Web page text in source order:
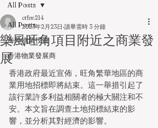
All Posts
海外物業投資
香港物業發展商
All Posts
樂風旺角項目附近之商業發
展
ctfm214
2023年2月23日 讀畢需時 3 分鐘
香港政府最近宣佈，旺角繁華地區的商
業用地招標即將結束。這一舉措引起了
該行業許多利益相關者的極大關注和不
安。本文旨在調查土地招標結束的影
響，並分析其對經濟的影響。